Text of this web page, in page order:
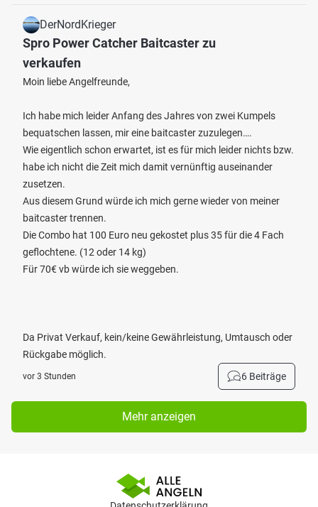
DerNordKrieger
Spro Power Catcher Baitcaster zu
verkaufen
Moin liebe Angelfreunde,
Ich habe mich leider Anfang des Jahres von zwei Kumpels
bequatschen lassen, mir eine baitcaster zuzulegen….
Wie eigentlich schon erwartet, ist es für mich leider nichts bzw.
habe ich nicht die Zeit mich damit vernünftig auseinander
zusetzen.
Aus diesem Grund würde ich mich gerne wieder von meiner
baitcaster trennen.
Die Combo hat 100 Euro neu gekostet plus 35 für die 4 Fach
geflochtene. (12 oder 14 kg)
Für 70€ vb würde ich sie weggeben.
Da Privat Verkauf, kein/keine Gewährleistung, Umtausch oder
Rückgabe möglich.
vor 3 Stunden 6 Beiträge
Mehr anzeigen